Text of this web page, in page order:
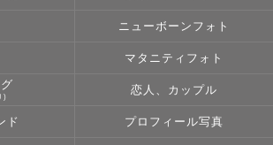
円
ニューボーンフォト
マタニティフォト
)
恋人、カップル
ド プロフィール写真